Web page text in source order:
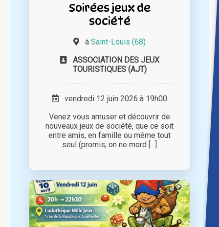
Soirées jeux de
société
à Saint-Louis (68)
ASSOCIATION DES JEUX
TOURISTIQUES (AJT)
vendredi 12 juin 2026 à 19h00
Venez vous amuser et découvrir de
nouveaux jeux de société, que ce soit
entre amis, en famille ou même tout
seul (promis, on ne mord [...]